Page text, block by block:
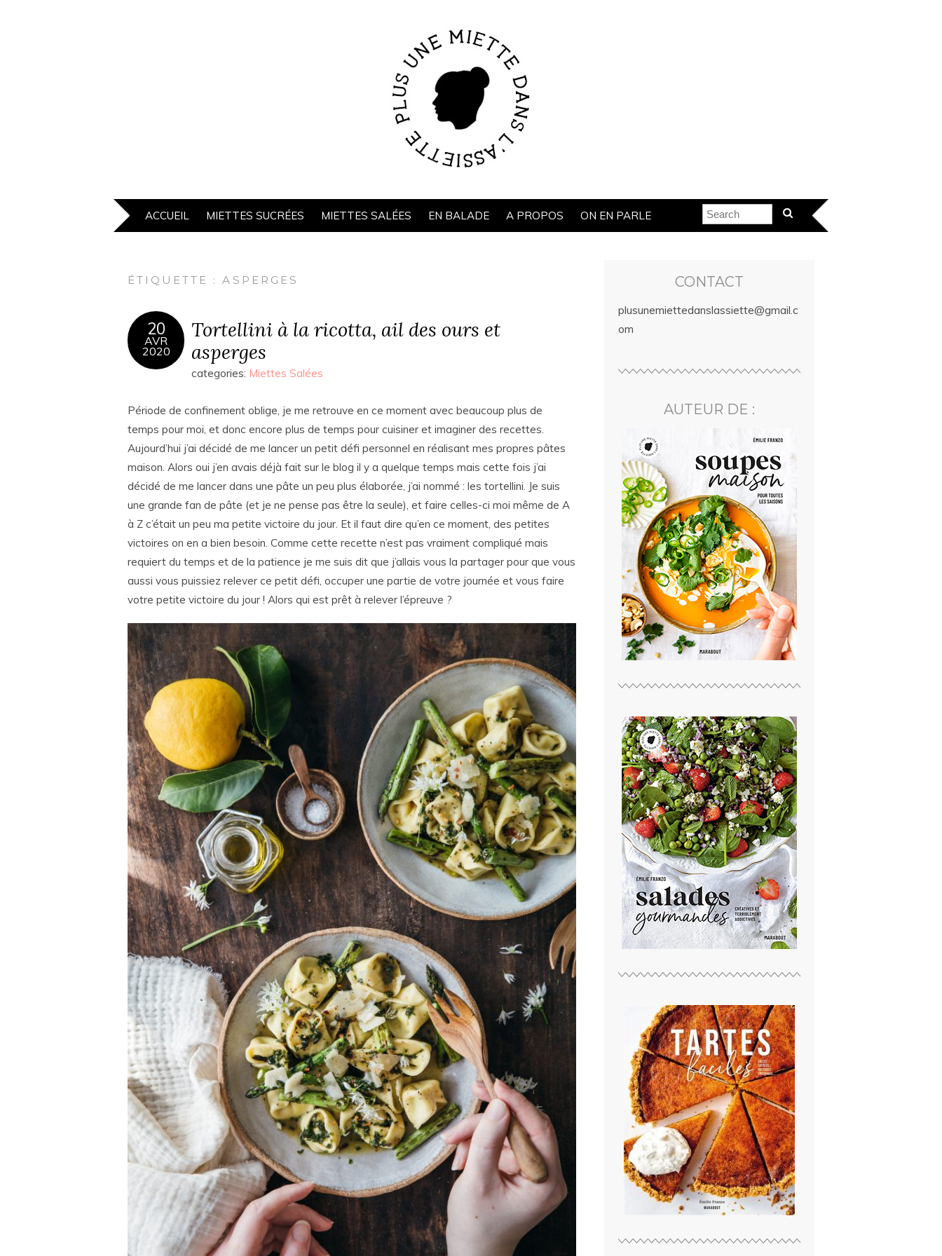
ACCUEIL MIETTES SUCRÉES MIETTES SALÉES EN BALADE A PROPOS ON EN PARLE
ÉTIQUETTE :ASPERGES
20
AVR
2020
Tortellini à la ricotta, ail des ours et
asperges
categories: Miettes Salées
Période de confinement oblige, je me retrouve en ce moment avec beaucoup plus de
temps pour moi, et donc encore plus de temps pour cuisiner et imaginer des recettes.
Aujourd’hui j’ai décidé de me lancer un petit défi personnel en réalisant mes propres pâtes
maison. Alors oui j’en avais déjà fait sur le blog il y a quelque temps mais cette fois j’ai
décidé de me lancer dans une pâte un peu plus élaborée, j’ai nommé : les tortellini. Je suis
une grande fan de pâte (et je ne pense pas être la seule), et faire celles-ci moi même de A
à Z c’était un peu ma petite victoire du jour. Et il faut dire qu’en ce moment, des petites
victoires on en a bien besoin. Comme cette recette n’est pas vraiment compliqué mais
requiert du temps et de la patience je me suis dit que j’allais vous la partager pour que vous
aussi vous puissiez relever ce petit défi, occuper une partie de votre journée et vous faire
votre petite victoire du jour ! Alors qui est prêt à relever l’épreuve ?
CONTACT
plusunemiettedanslassiette@gmail.c
om
AUTEUR DE :